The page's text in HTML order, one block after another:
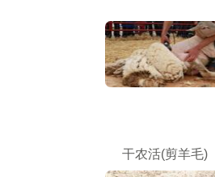
干农活(剪羊毛)